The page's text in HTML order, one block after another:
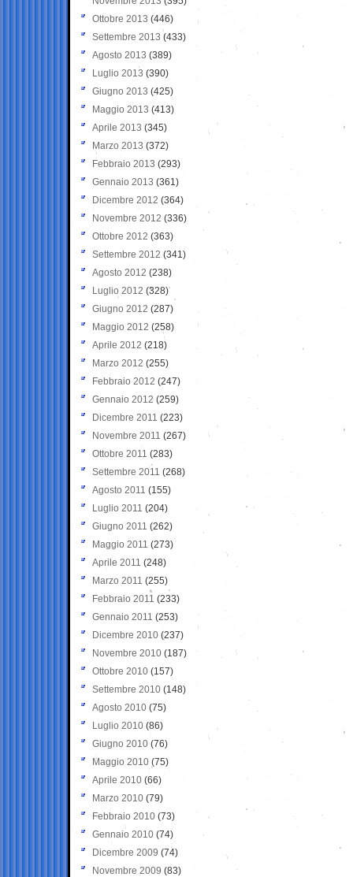
Ottobre 2013 (446)
Settembre 2013 (433)
Agosto 2013 (389)
Luglio 2013 (390)
Giugno 2013 (425)
Maggio 2013 (413)
Aprile 2013 (345)
Marzo 2013 (372)
Febbraio 2013 (293)
Gennaio 2013 (361)
Dicembre 2012 (364)
Novembre 2012 (336)
Ottobre 2012 (363)
Settembre 2012 (341)
Agosto 2012 (238)
Luglio 2012 (328)
Giugno 2012 (287)
Maggio 2012 (258)
Aprile 2012 (218)
Marzo 2012 (255)
Febbraio 2012 (247)
Gennaio 2012 (259)
Dicembre 2011 (223)
Novembre 2011 (267)
Ottobre 2011 (283)
Settembre 2011 (268)
Agosto 2011 (155)
Luglio 2011 (204)
Giugno 2011 (262)
Maggio 2011 (273)
Aprile 2011 (248)
Marzo 2011 (255)
Febbraio 2011 (233)
Gennaio 2011 (253)
Dicembre 2010 (237)
Novembre 2010 (187)
Ottobre 2010 (157)
Settembre 2010 (148)
Agosto 2010 (75)
Luglio 2010 (86)
Giugno 2010 (76)
Maggio 2010 (75)
Aprile 2010 (66)
Marzo 2010 (79)
Febbraio 2010 (73)
Gennaio 2010 (74)
Dicembre 2009 (74)
Novembre 2009 (83)